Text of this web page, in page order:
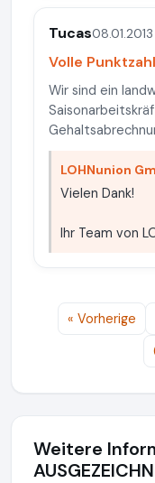
Tucas08.01.2013
Volle Punktzahl
Wir sind ein
LOHNunion
Vielen Dank!
Ihr Team von
« Vorherige
Weitere